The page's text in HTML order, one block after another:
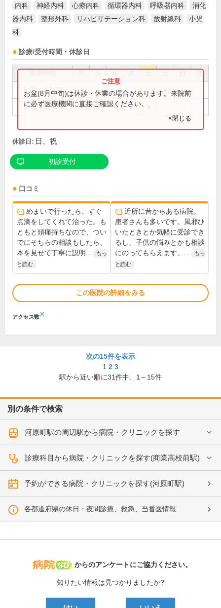
内科 神経内科 心療内科 循環器内科 呼吸器内科
消化
器内科
整形外科 リハビリテーション科 放射線科
小児
科
診療/受付時間・休診日
祝
9:00～13:00
9:00～18:00 ● ● ● ●
お盆(8月中旬)は休診・休業の場合があります。来院前
に必ず医療機関に直接ご確認ください。
×閉じる
休診日: 日、祝
初診受付
口コミ
めまいで行ったら、すぐ
点滴をしてくれて治った。も
ともと頭痛持ちなので、つい
でにそちらの相談もしたら、
本を見せて丁寧に説明...
もっ
と読む
近所に昔からある病院。
患者さんも多いです。風邪ひ
いたときとか気軽に受診でき
るし、子供の悩みとかも相談
にのってもらえます。...
もっ
と読む
この医院の詳細をみる
アクセス数※
次の15件を表示
1 2 3
駅から近い順に31件中、 1～15件
別の条件で検索
河原町駅の周辺駅から病院・クリニックを探す
診療科目から病院・クリニックを探す(商業高校前駅)
予約ができる病院・クリニックを探す(河原町駅)
各都道府県の休日・夜間診療、救急、当番医情報
病院なび
からのアンケートにご協力ください。
知りたい情報は見つかりましたか?